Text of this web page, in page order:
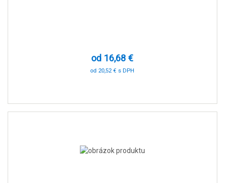
od 16,68 €
od 20,52 € s DPH